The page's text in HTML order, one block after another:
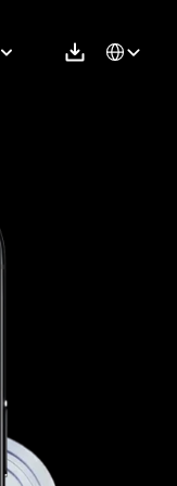
Select